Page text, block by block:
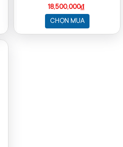
770, ax+BT, KB, M, McAfee LS,
Win 11 Home, 1Y WTY
18,500,000₫
CHỌN MUA